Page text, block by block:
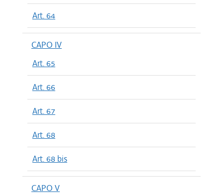
Art. 64
CAPO IV
Art. 65
Art. 66
Art. 67
Art. 68
Art. 68 bis
CAPO V